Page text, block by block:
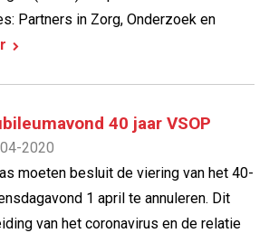
Partners in Zorg, Onderzoek en
40 jaar VSOP
2020
moeten besluit de viering van het 40-
1 april te annuleren. Dit
van het coronavirus en de relatie